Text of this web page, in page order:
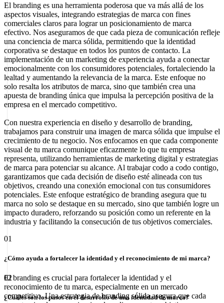
El branding es una herramienta poderosa que va más allá de los
aspectos visuales, integrando estrategias de marca con fines
comerciales claros para lograr un posicionamiento de marca
efectivo. Nos aseguramos de que cada pieza de comunicación refleje
una conciencia de marca sólida, permitiendo que la identidad
corporativa se destaque en todos los puntos de contacto. La
implementación de un marketing de experiencia ayuda a conectar
emocionalmente con los consumidores potenciales, fortaleciendo la
lealtad y aumentando la relevancia de la marca. Este enfoque no
solo resalta los atributos de marca, sino que también crea una
apuesta de branding única que impulsa la percepción positiva de la
empresa en el mercado competitivo.
Con nuestra experiencia en diseño y desarrollo de branding,
trabajamos para construir una imagen de marca sólida que impulse el
crecimiento de tu negocio. Nos enfocamos en que cada componente
visual de tu marca comunique eficazmente lo que tu empresa
representa, utilizando herramientas de marketing digital y estrategias
de marca para potenciar su alcance. Al trabajar codo a codo contigo,
garantizamos que cada decisión de diseño esté alineada con tus
objetivos, creando una conexión emocional con tus consumidores
potenciales. Este enfoque estratégico de branding asegura que tu
marca no solo se destaque en su mercado, sino que también logre un
impacto duradero, reforzando su posición como un referente en la
industria y facilitando la consecución de tus objetivos comerciales.
01
¿Cómo ayuda a fortalecer la identidad y el reconocimiento de mi marca?
El branding es crucial para fortalecer la identidad y el
reconocimiento de tu marca, especialmente en un mercado
competitivo. Una estrategia de branding sólida asegura que cada
02
¿Cuáles son los pasos en el desarrollo de una identidad de marca?